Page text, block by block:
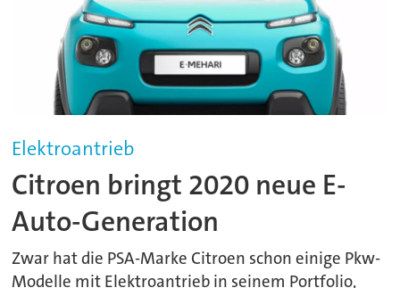
Elektroantrieb
Citroen bringt 2020 neue E-
Auto-Generation
Zwar hat die PSA-Marke Citroen schon einige Pkw-
Modelle mit Elektroantrieb in seinem Portfolio,